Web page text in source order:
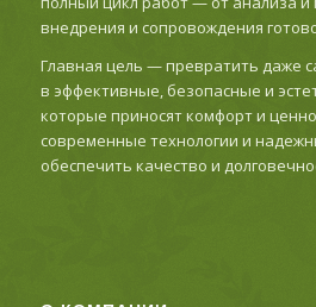
внедрения и сопровождения
Главная цель — превратить даже
в эффективные, безопасные и
которые приносят комфорт и
современные технологии и
обеспечить качество и